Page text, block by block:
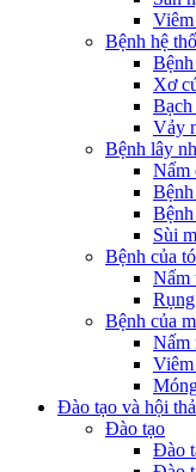
Bệnh hệ
Xơ
Bạch
Vảy
Bệnh lây
Nấm
Sùi
Bệnh của
Nấm
Bệnh của
Nấm
Đào tạo và hội
Đào tạo
Đào